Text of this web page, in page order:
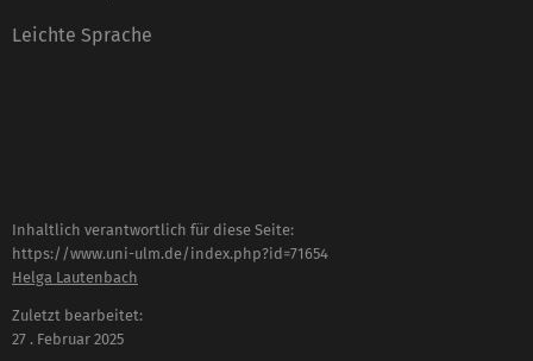
Leichte Sprache
Inhaltlich verantwortlich für diese Seite:
https://www.uni-ulm.de/index.php?id=71654
Helga Lautenbach
Zuletzt bearbeitet:
27 . Februar 2025